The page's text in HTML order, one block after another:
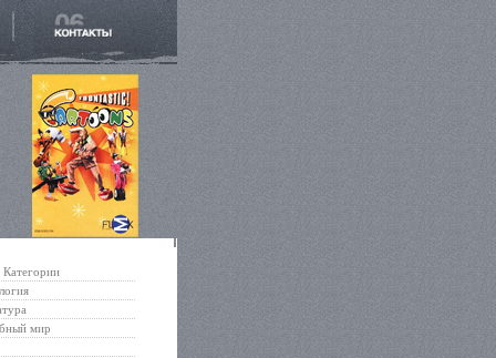
Категории
мир